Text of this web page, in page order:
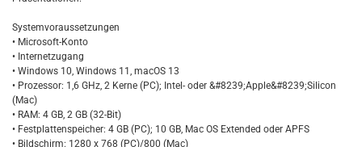
Systemvoraussetzungen
• Microsoft-Konto
• Internetzugang
• Windows 10, Windows 11, macOS 13
• Prozessor: 1,6 GHz, 2 Kerne (PC); Intel- oder &#8239;Apple&#8239;Silicon
(Mac)
• RAM: 4 GB, 2 GB (32-Bit)
• Festplattenspeicher: 4 GB (PC); 10 GB, Mac OS Extended oder APFS
• Bildschirm: 1280 x 768 (PC)/800 (Mac)